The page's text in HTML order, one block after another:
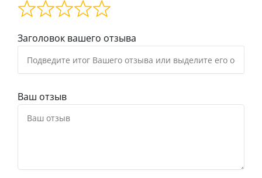
Заголовок вашего отзыва
Ваш отзыв